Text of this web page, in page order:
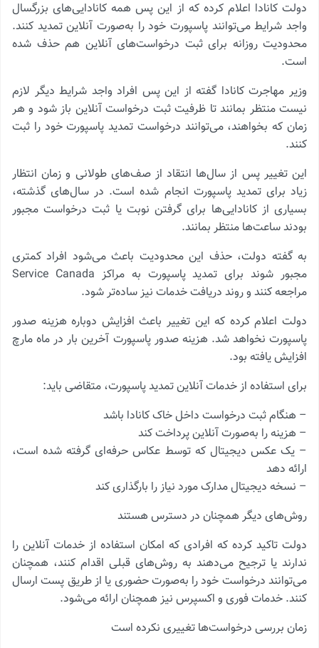
دولت کانادا اعلام کرده که از این پس همه کانادایی‌های بزرگسال
واجد شرایط می‌توانند پاسپورت خود را به‌صورت آنلاین تمدید کنند.
محدودیت روزانه برای ثبت درخواست‌های آنلاین هم حذف شده
است.
وزیر مهاجرت کانادا گفته از این پس افراد واجد شرایط دیگر لازم
نیست منتظر بمانند تا ظرفیت ثبت درخواست آنلاین باز شود و هر
زمان که بخواهند، می‌توانند درخواست تمدید پاسپورت خود را ثبت
کنند.
این تغییر پس از سال‌ها انتقاد از صف‌های طولانی و زمان انتظار
زیاد برای تمدید پاسپورت انجام شده است. در سال‌های گذشته،
بسیاری از کانادایی‌ها برای گرفتن نوبت یا ثبت درخواست مجبور
بودند ساعت‌ها منتظر بمانند.
به گفته دولت، حذف این محدودیت باعث می‌شود افراد کمتری
مجبور شوند برای تمدید پاسپورت به مراکز Service Canada
مراجعه کنند و روند دریافت خدمات نیز ساده‌تر شود.
دولت اعلام کرده که این تغییر باعث افزایش دوباره هزینه صدور
پاسپورت نخواهد شد. هزینه صدور پاسپورت آخرین بار در ماه مارچ
افزایش یافته بود.
برای استفاده از خدمات آنلاین تمدید پاسپورت، متقاضی باید:
– هنگام ثبت درخواست داخل خاک کانادا باشد
– هزینه را به‌صورت آنلاین پرداخت کند
– یک عکس دیجیتال که توسط عکاس حرفه‌ای گرفته شده است،
ارائه دهد
– نسخه دیجیتال مدارک مورد نیاز را بارگذاری کند
روش‌های دیگر همچنان در دسترس هستند
دولت تاکید کرده که افرادی که امکان استفاده از خدمات آنلاین را
ندارند یا ترجیح می‌دهند به روش‌های قبلی اقدام کنند، همچنان
می‌توانند درخواست خود را به‌صورت حضوری یا از طریق پست ارسال
کنند. خدمات فوری و اکسپرس نیز همچنان ارائه می‌شود.
زمان بررسی درخواست‌ها تغییری نکرده است